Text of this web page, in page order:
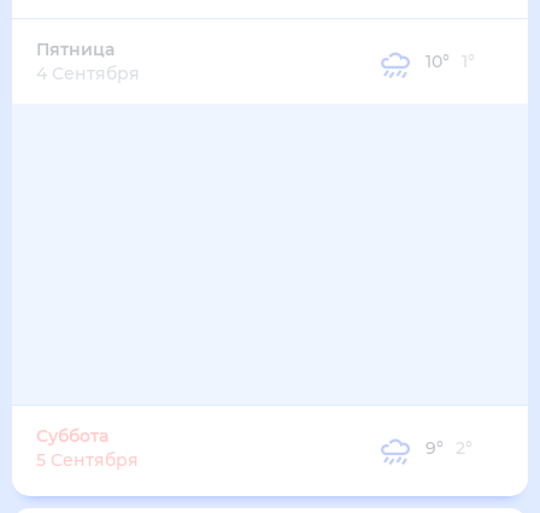
Пятница
4 Сентября
10° 1°
Суббота
5 Сентября
9° 2°